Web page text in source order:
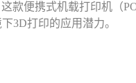
便携式机载打印机（
3D打印的应用潜力。